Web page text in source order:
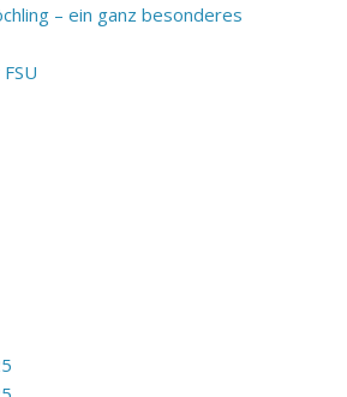
– ein ganz besonderes